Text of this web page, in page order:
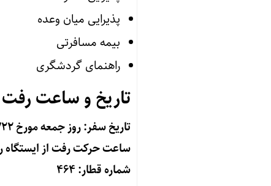
پذیرایی میان وعده
بیمه مسافرتی
راهنمای گردشگری
تاریخ و ساعت
تاریخ سفر: روز جمعه مورخ ۱۴۰۵/۰۳/۲۲
شماره قطار: ۴۶۴